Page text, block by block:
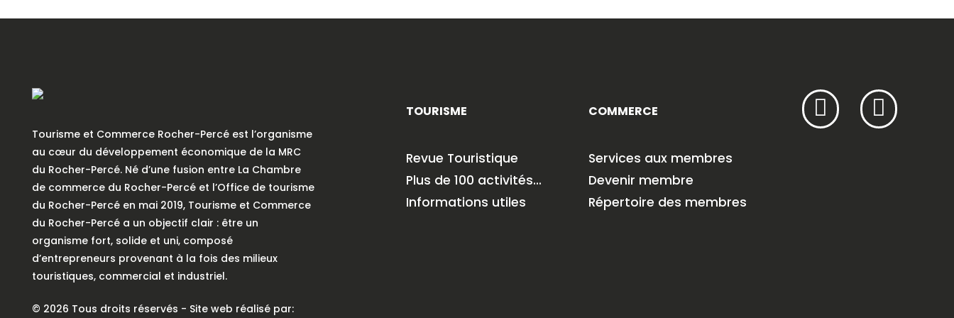
Tourisme et Commerce Rocher-Percé est l’organisme
au cœur du développement économique de la MRC
du Rocher-Percé. Né d’une fusion entre La Chambre
de commerce du Rocher-Percé et l’Office de tourisme
du Rocher-Percé en mai 2019, Tourisme et Commerce
du Rocher-Percé a un objectif clair : être un
organisme fort, solide et uni, composé
d’entrepreneurs provenant à la fois des milieux
touristiques, commercial et industriel.
© 2026 Tous droits réservés - Site web réalisé par:
TOURISME
Revue Touristique
Plus de 100 activités…
Informations utiles
COMMERCE
Services aux membres
Devenir membre
Répertoire des membres